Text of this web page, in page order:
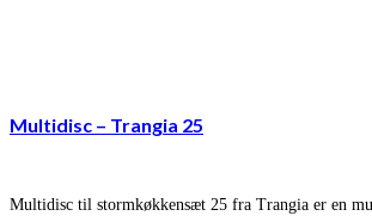
Multidisc – Trangia 25
Multidisc til stormkøkkensæt 25 fra Trangia er en